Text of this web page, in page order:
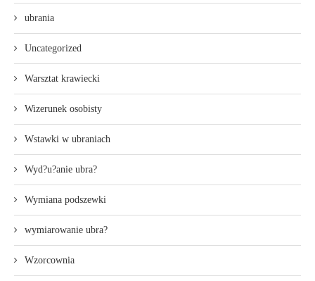
ubrania
Uncategorized
Warsztat krawiecki
Wizerunek osobisty
Wstawki w ubraniach
Wyd?u?anie ubra?
Wymiana podszewki
wymiarowanie ubra?
Wzorcownia